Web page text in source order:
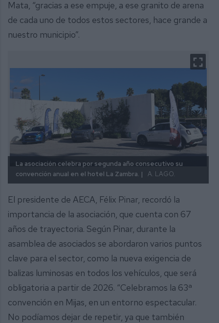
Mata, “gracias a ese empuje, a ese granito de arena
de cada uno de todos estos sectores, hace grande a
nuestro municipio”.
La asociación celebra por segunda año consecutivo su
convención anual en el hotel La Zambra. |
A. LAGO.
El presidente de AECA, Félix Pinar, recordó la
importancia de la asociación, que cuenta con 67
años de trayectoria. Según Pinar, durante la
asamblea de asociados se abordaron varios puntos
clave para el sector, como la nueva exigencia de
balizas luminosas en todos los vehículos, que será
obligatoria a partir de 2026. “Celebramos la 63ª
convención en Mijas, en un entorno espectacular.
No podíamos dejar de repetir, ya que también